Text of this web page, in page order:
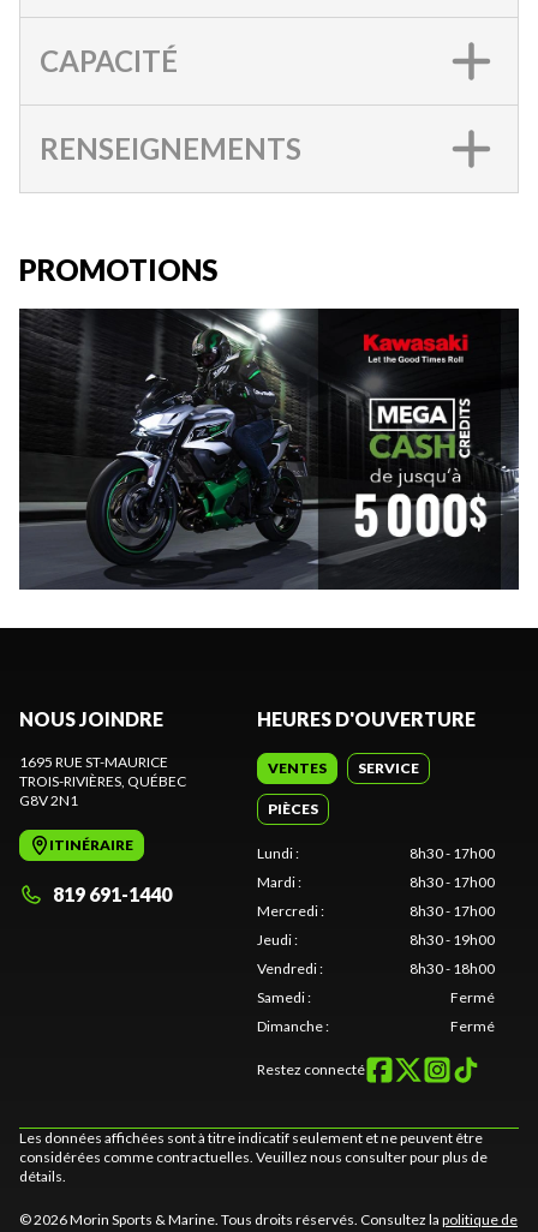
CAPACITÉ
RENSEIGNEMENTS
PROMOTIONS
NOUS JOINDRE
1695 RUE ST-MAURICE
TROIS-RIVIÈRES , QUÉBEC
G8V 2N1
ITINÉRAIRE
819 691-1440
HEURES D'OUVERTURE
VENTES SERVICE
PIÈCES
Lundi:
8h30 - 17h00
Mardi:
8h30 - 17h00
Mercredi:
8h30 - 17h00
Jeudi:
8h30 - 19h00
Vendredi:
8h30 - 18h00
Samedi:
Fermé
Dimanche: Fermé
Restez connecté
Les données affichées sont à titre indicatif seulement et ne peuvent être
considérées comme contractuelles. Veuillez nous consulter pour plus de
détails.
© 2026 Morin Sports & Marine. Tous droits réservés. Consultez la politique de